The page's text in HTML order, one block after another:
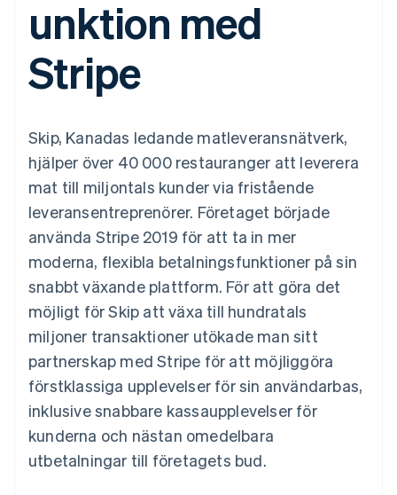
Link
Accelererad kassaprocess
Länkade finanskontodata
Recognition
Automatiserad
redovisning
Mer
Product roadmap
Se vad som kommer härnäst
Radar
Bedrägeribekämpning
Bolagsbildning för startups
Climate
Koldioxidinfångning
Identity
Identitetsverifiering online
Plattformar
SaaS
AI-företag
Kreatörsekonomi
Spel
Besöksnäring, resor
Försäkringsbolag
Media och
Ideella organisationer
Professionella tjänster
Offentlig sektor
Detaljhandel
Ecosystem
Partner
Stripe App Marketplace
Erbjud
användningsbaserad
fakturering
stödda kort
Tillhandahåll och
Resurser
Appintegrationer
Utvecklarblogg
API-status
Produktplan
konferens
Karriärer
Kontakt
Kontakta säljteamet
Bli partner
unktion med
Stripe
Skip, Kanadas ledande matleveransnätverk,
hjälper över 40 000 restauranger att leverera
mat till miljontals kunder via fristående
leveransentreprenörer. Företaget började
använda Stripe 2019 för att ta in mer
moderna, flexibla betalningsfunktioner på sin
snabbt växande plattform. För att göra det
möjligt för Skip att växa till hundratals
miljoner transaktioner utökade man sitt
partnerskap med Stripe för att möjliggöra
förstklassiga upplevelser för sin användarbas,
inklusive snabbare kassaupplevelser för
kunderna och nästan omedelbara
utbetalningar till företagets bud.